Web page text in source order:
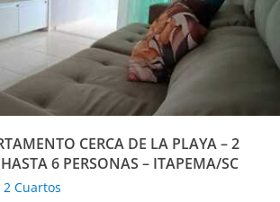
CERCA DE LA PLAYA – 2
6 PERSONAS – ITAPEMA/SC
2 Cuartos